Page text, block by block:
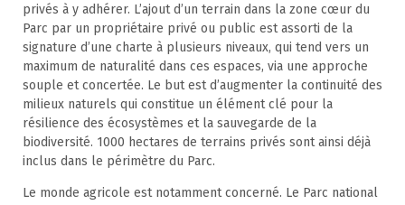
privés à y adhérer. L’ajout d’un terrain dans la zone cœur du
Parc par un propriétaire privé ou public est assorti de la
signature d’une charte à plusieurs niveaux, qui tend vers un
maximum de naturalité dans ces espaces, via une approche
souple et concertée. Le but est d’augmenter la continuité des
milieux naturels qui constitue un élément clé pour la
résilience des écosystèmes et la sauvegarde de la
biodiversité. 1000 hectares de terrains privés sont ainsi déjà
inclus dans le périmètre du Parc.
Le monde agricole est notamment concerné. Le Parc national